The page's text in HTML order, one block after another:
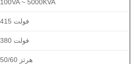
100VA ~ 5000KVA
415 فولت
380 فولت
50/60 هرتز